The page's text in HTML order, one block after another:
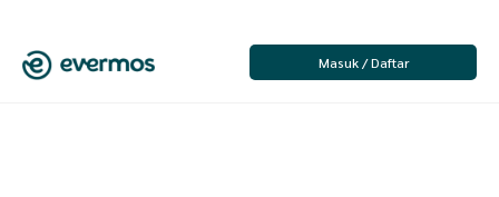
Masuk / Daftar